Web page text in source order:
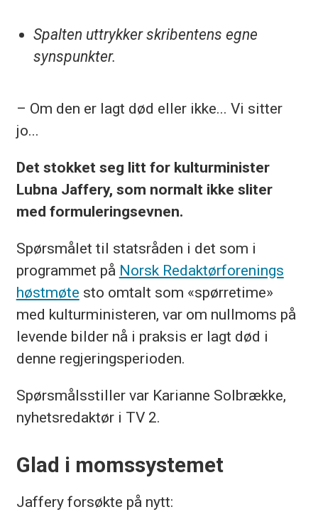
Spalten uttrykker skribentens egne
synspunkter.
– Om den er lagt død eller ikke... Vi sitter
jo...
Det stokket seg litt for kulturminister
Lubna Jaffery, som normalt ikke sliter
med formuleringsevnen.
Spørsmålet til statsråden i det som i
programmet på Norsk Redaktørforenings
høstmøte sto omtalt som «spørretime»
med kulturministeren, var om nullmoms på
levende bilder nå i praksis er lagt død i
denne regjeringsperioden.
Spørsmålsstiller var Karianne Solbrække,
nyhetsredaktør i TV 2.
Glad i momssystemet
Jaffery forsøkte på nytt: